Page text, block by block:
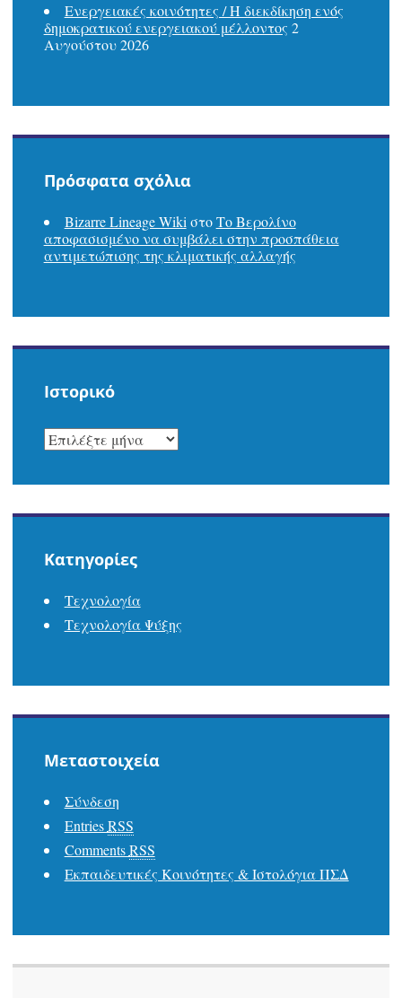
Ενεργειακές κοινότητες / Η διεκδίκηση ενός
δημοκρατικού ενεργειακού μέλλοντος 2
Αυγούστου 2026
Πρόσφατα σχόλια
Bizarre Lineage Wiki στοΤο Βερολίνο
αποφασισμένο να συμβάλει στην προσπάθεια
αντιμετώπισης της κλιματικής αλλαγής
Ιστορικό
ΙΣΤΟΡΙΚΌ
Kατηγορίες
Τεχνολογία
Τεχνολογία Ψύξης
Μεταστοιχεία
Σύνδεση
EntriesRSS
CommentsRSS
Εκπαιδευτικές Κοινότητες & Ιστολόγια ΠΣΔ